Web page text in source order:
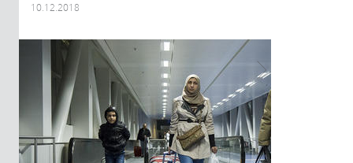
10.12.2018